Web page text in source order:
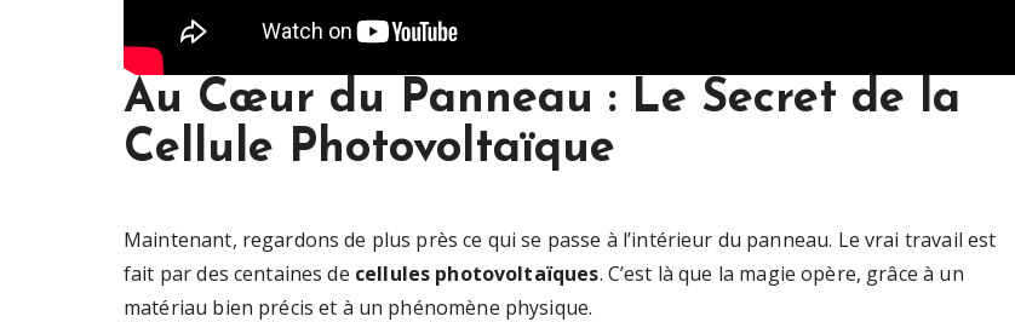
Au Cœur du Panneau : Le Secret de la
Cellule Photovoltaïque
Maintenant, regardons de plus près ce qui se passe à l’intérieur du panneau. Le vrai travail est
fait par des centaines de cellules photovoltaïques. C’est là que la magie opère, grâce à un
matériau bien précis et à un phénomène physique.